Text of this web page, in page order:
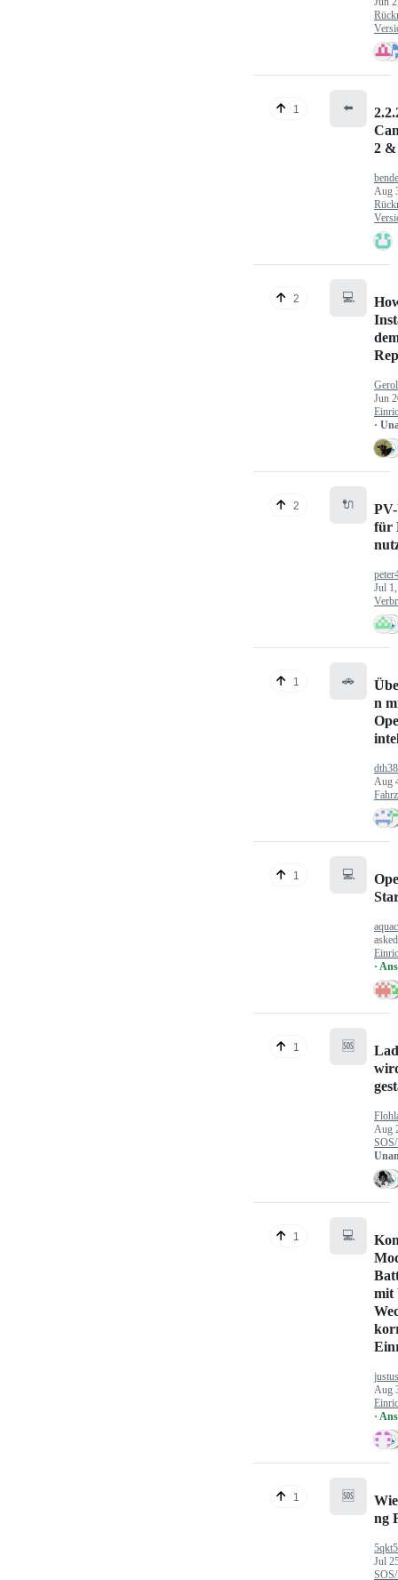
1 ⬅️
2 &
Aug
2 💻
Jun
·
2 🔌
für
Jul
1 🚗
n
Aug
1 💻
·
1 🆘
Aug
1 💻
mit
Aug
·
1 🆘
ng
Jul